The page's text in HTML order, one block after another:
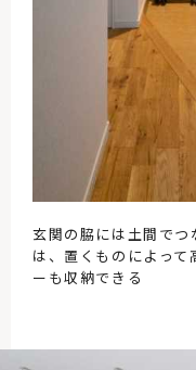
玄関の脇には土間で
は、置くものによっ
ーも収納できる